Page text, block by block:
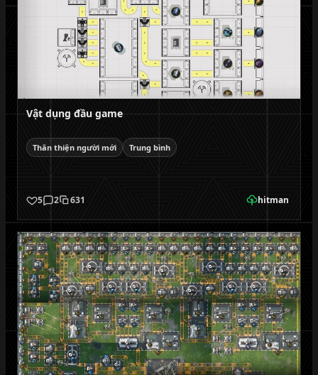
Vật dụng đầu game
Thân thiện người mới Trung bình
5 2 631 hitman